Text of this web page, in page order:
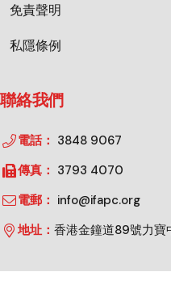
免責聲明
私隱條例
聯絡我們
電話： 3848 9067
傳真： 3793 4070
電郵： info@ifapc.org
地址： 香港金鐘道89號力